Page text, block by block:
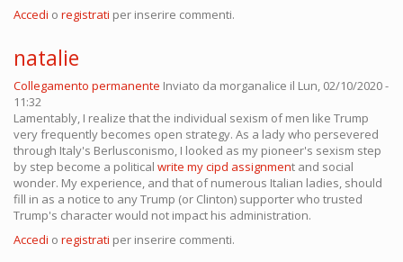
Accedi o registrati per inserire commenti.
natalie
Collegamento permanente Inviato da morganalice il Lun, 02/10/2020 -
11:32
Lamentably, I realize that the individual sexism of men like Trump
very frequently becomes open strategy. As a lady who persevered
through Italy's Berlusconismo, I looked as my pioneer's sexism step
by step become a political write my cipd assignment and social
wonder. My experience, and that of numerous Italian ladies, should
fill in as a notice to any Trump (or Clinton) supporter who trusted
Trump's character would not impact his administration.
Accedi o registrati per inserire commenti.